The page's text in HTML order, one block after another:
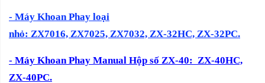
- Máy Khoan Phay loại
nhỏ: ZX7016, ZX7025, ZX7032, ZX-32HC, ZX-32PC.
- Máy Khoan Phay Manual Hộp số ZX-40: ZX-40HC,
ZX-40PC.